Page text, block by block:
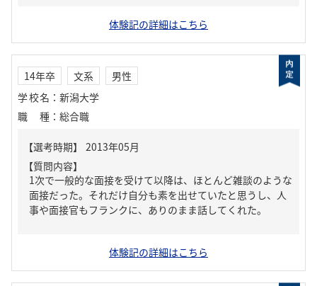
体験記の詳細はこちら
14年卒 文系
男性
学校名 ： 新潟大学
職種 ： 総合職
【質問内容】
1次で一般的な面接を受けて以降は、ほとんど雑談のような
面接だった。それだけ自分も素を出せていたと思うし、人
事や面接官もフランクに、ありのまま話してくれた。
体験記の詳細はこちら